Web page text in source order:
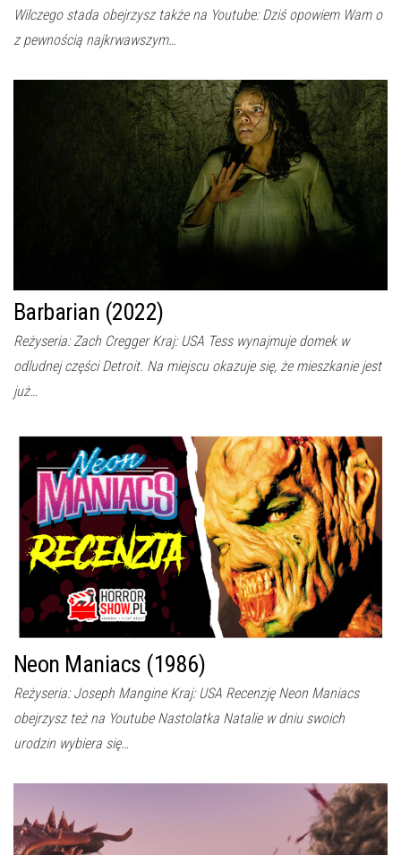
Wilczego stada obejrzysz także na Youtube: Dziś opowiem Wam o
z pewnością najkrwawszym…
Barbarian (2022)
Reżyseria: Zach Cregger Kraj: USA Tess wynajmuje domek w
odludnej części Detroit. Na miejscu okazuje się, że mieszkanie jest
już…
Neon Maniacs (1986)
Reżyseria: Joseph Mangine Kraj: USA Recenzję Neon Maniacs
obejrzysz też na Youtube Nastolatka Natalie w dniu swoich
urodzin wybiera się…